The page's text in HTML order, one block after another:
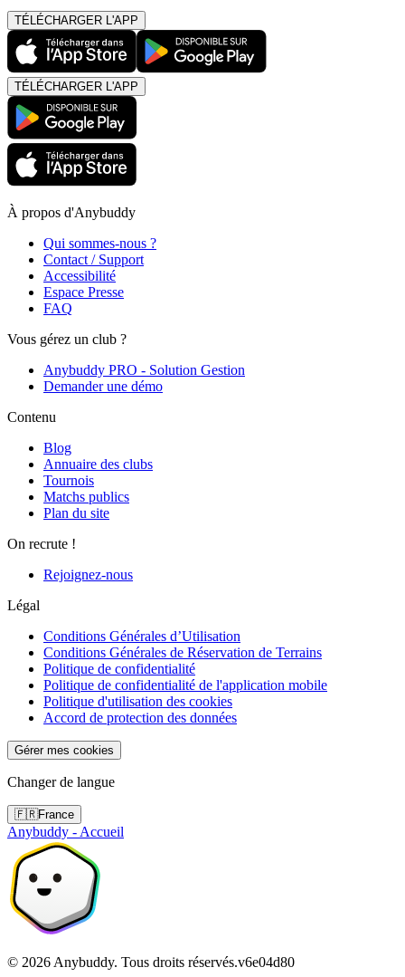
TÉLÉCHARGER L'APP
TÉLÉCHARGER L'APP
À propos d'Anybuddy
Qui sommes-nous ?
Contact / Support
Accessibilité
Espace Presse
FAQ
Vous gérez un club ?
Anybuddy PRO - Solution Gestion
Demander une démo
Contenu
Blog
Annuaire des clubs
Tournois
Matchs publics
Plan du site
On recrute !
Rejoignez-nous
Légal
Conditions Générales d’Utilisation
Conditions Générales de Réservation de Terrains
Politique de confidentialité
Politique de confidentialité de l'application mobile
Politique d'utilisation des cookies
Accord de protection des données
Gérer mes cookies
Changer de langue
🇫🇷France
Anybuddy - Accueil
© 2026 Anybuddy. Tous droits réservés.v6e04d80